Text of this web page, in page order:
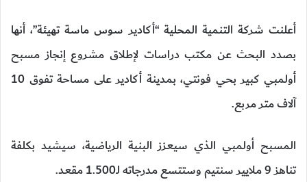
أعلنت شركة التنمية المحلية “أكادير سوس ماسة تهيئة”، أنها
بصدد البحث عن مكتب دراسات لإطلاق مشروع إنجاز مسبح
أولمبي كبير بحي فونتي، بمدينة أكادير على مساحة تفوق 10
آلاف متر مربع.
المسبح أولمبي الذي سيعزز البنية الرياضية، سيشيد بكلفة
تناهز 9 ملايير سنتيم وستتسع مدرجاته لـ1.500 مقعد.